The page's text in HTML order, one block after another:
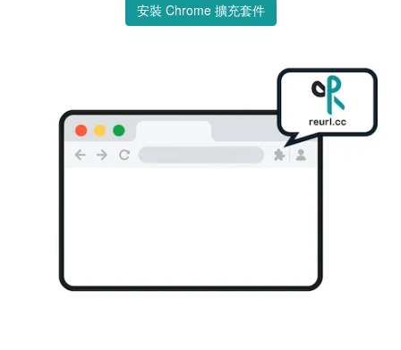
安裝 Chrome 擴充套件